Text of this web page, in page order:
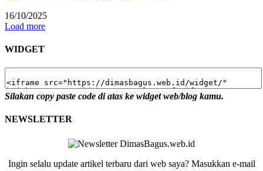
16/10/2025
Load more
WIDGET
Silakan copy paste code di atas ke widget web/blog kamu.
NEWSLETTER
Ingin selalu update artikel terbaru dari web saya? Masukkan e-mail